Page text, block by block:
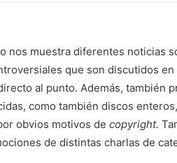
nos muestra diferentes noticias
que son discutidos
al punto. Además, también
como también discos
obvios motivos de copyright.
de distintas charlas de